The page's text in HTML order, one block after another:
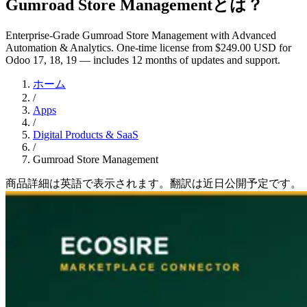
Gumroad Store Managementとは？
Enterprise-Grade Gumroad Store Management with Advanced
Automation & Analytics. One-time license from $249.00 USD for
Odoo 17, 18, 19 — includes 12 months of updates and support.
ホーム
/
Apps
/
Digital Products & SaaS
/
Gumroad Store Management
商品詳細は英語で表示されます。翻訳は近日公開予定です。